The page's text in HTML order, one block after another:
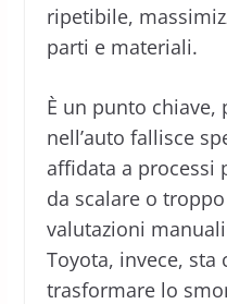
ripetibile,
parti e materiali.
È un punto chiave,
nell’auto fallisce
affidata a
da scalare o
valutazioni
Toyota, invece, sta
trasformare lo